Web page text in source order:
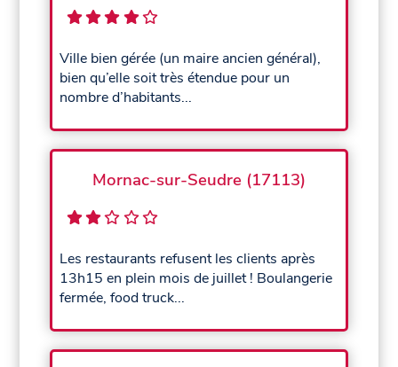
Ville bien gérée (un maire ancien général),
bien qu’elle soit très étendue pour un
nombre d’habitants...
Mornac-sur-Seudre (17113)
Les restaurants refusent les clients après
13h15 en plein mois de juillet ! Boulangerie
fermée, food truck...